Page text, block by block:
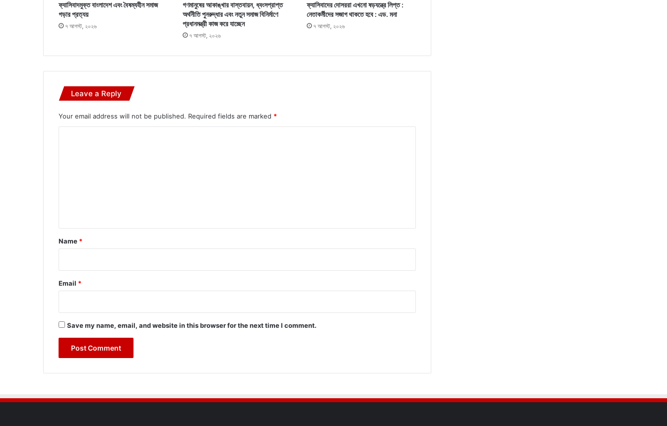
ফ্যাসিবাদমুক্ত বাংলাদেশ এবং বৈষম্যহীন সমাজ
গড়ার প্রত্যয়
৭ আগস্ট, ২০২৬
গণমানুষের আকাঙ্খার বাস্তবায়ন, ধ্বংসপ্রাপ্ত
অর্থনীতি পুনরুদ্ধার এবং নতুন সমাজ বিনির্মাণে
প্রধানমন্ত্রী কাজ করে যাচ্ছেন
৭ আগস্ট, ২০২৬
ফ্যাসিবাদের দোসররা এখনো ষড়যন্ত্রে লিপ্ত :
নেতাকর্মীদের সজাগ থাকতে হবে : এড. মনা
৭ আগস্ট, ২০২৬
Leave a Reply
Your email address will not be published. Required fields are marked *
*
Name *
Email *
Save my name, email, and website in this browser for the next time I comment.